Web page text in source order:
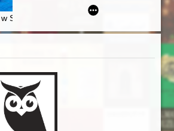
do dziś
Sopocie : prestiż finansowy i towarzyski